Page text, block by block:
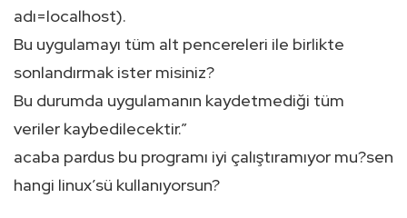
adı=localhost).
Bu uygulamayı tüm alt pencereleri ile birlikte
sonlandırmak ister misiniz?
Bu durumda uygulamanın kaydetmediği tüm
veriler kaybedilecektir.”
acaba pardus bu programı iyi çalıştıramıyor mu?sen
hangi linux’sü kullanıyorsun?